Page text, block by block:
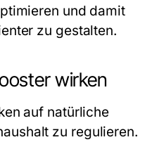
und damit
zu gestalten.
wirken
auf natürliche
zu regulieren.